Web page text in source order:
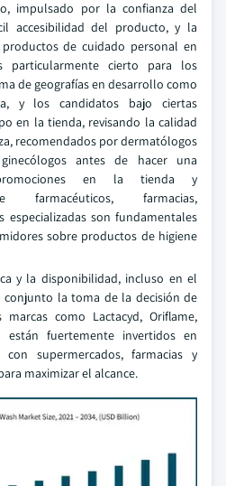
impulsado por la confianza del
accesibilidad del producto, y la
de cuidado personal en
particularmente cierto para los
de geografías en desarrollo como
y los candidatos bajo ciertas
en la tienda, revisando la calidad
recomendados por dermatólogos
antes de hacer una
en la tienda y
farmacéuticos, farmacias,
especializadas son fundamentales
sobre productos de higiene
y la disponibilidad, incluso en el
conjunto la toma de la decisión de
marcas como Lactacyd, Oriflame,
están fuertemente invertidos en
con supermercados, farmacias y
maximizar el alcance.